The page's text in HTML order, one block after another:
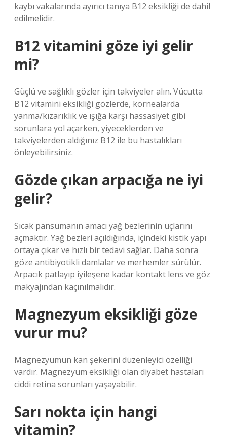
kaybı vakalarında ayırıcı tanıya B12 eksikliği de dahil
edilmelidir.
B12 vitamini göze iyi gelir
mi?
Güçlü ve sağlıklı gözler için takviyeler alın. Vücutta
B12 vitamini eksikliği gözlerde, kornealarda
yanma/kızarıklık ve ışığa karşı hassasiyet gibi
sorunlara yol açarken, yiyeceklerden ve
takviyelerden aldığınız B12 ile bu hastalıkları
önleyebilirsiniz.
Gözde çıkan arpacığa ne iyi
gelir?
Sıcak pansumanın amacı yağ bezlerinin uçlarını
açmaktır. Yağ bezleri açıldığında, içindeki kistik yapı
ortaya çıkar ve hızlı bir tedavi sağlar. Daha sonra
göze antibiyotikli damlalar ve merhemler sürülür.
Arpacık patlayıp iyileşene kadar kontakt lens ve göz
makyajından kaçınılmalıdır.
Magnezyum eksikliği göze
vurur mu?
Magnezyumun kan şekerini düzenleyici özelliği
vardır. Magnezyum eksikliği olan diyabet hastaları
ciddi retina sorunları yaşayabilir.
Sarı nokta için hangi
vitamin?